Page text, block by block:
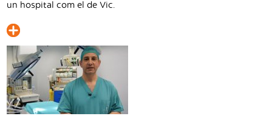
un hospital com el de Vic.